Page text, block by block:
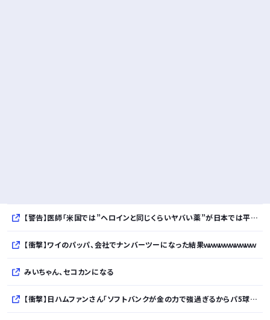
【警告】医師「米国では”ヘロインと同じくらいヤバい薬”が日本では平気で処方されてる」
【衝撃】ワイのパッパ、会社でナンバーツーになった結果ｗｗｗｗｗｗｗｗｗｗ
みいちゃん、セコカンになる
【衝撃】日ハムファンさん「ソフトバンクが金の力で強過ぎるからパ5球団ファンはdocomoかauにして資金源を断て！」ｗｗｗｗｗｗｗｗｗｗ